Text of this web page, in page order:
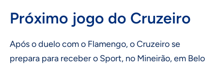
Próximo jogo do Cruzeiro
Após o duelo com o Flamengo, o Cruzeiro se
prepara para receber o Sport, no Mineirão, em Belo